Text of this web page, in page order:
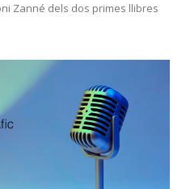
Zanné dels dos primes llibres